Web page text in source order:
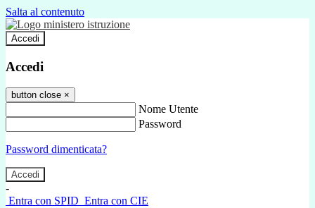
Salta al contenuto
Accedi
Accedi
button close ×
Nome Utente
Password
Password dimenticata?
-
Entra con SPID Entra con CIE